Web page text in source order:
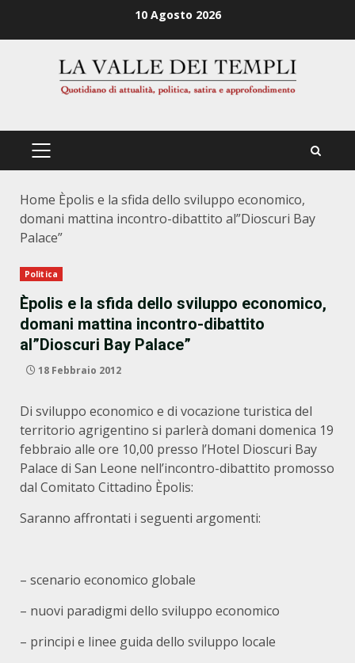
10 Agosto 2026
PRIMÄRES
Home Èpolis e la sfida dello sviluppo economico,
domani mattina incontro-dibattito al”Dioscuri Bay
Palace”
Politica
Èpolis e la sfida dello sviluppo economico,
domani mattina incontro-dibattito
al”Dioscuri Bay Palace”
18 Febbraio 2012
Di sviluppo economico e di vocazione turistica del
territorio agrigentino si parlerà domani domenica 19
febbraio alle ore 10,00 presso l’Hotel Dioscuri Bay
Palace di San Leone nell’incontro-dibattito promosso
dal Comitato Cittadino Èpolis:
Saranno affrontati i seguenti argomenti:
– scenario economico globale
– nuovi paradigmi dello sviluppo economico
– principi e linee guida dello sviluppo locale